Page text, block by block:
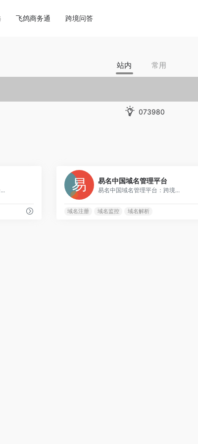
飞鸽商务通 跨境问答
站内 常用
073980
易名中国域名管理平台
易名中国域名管理平台：跨境...
域名注册 域名监控 域名解析